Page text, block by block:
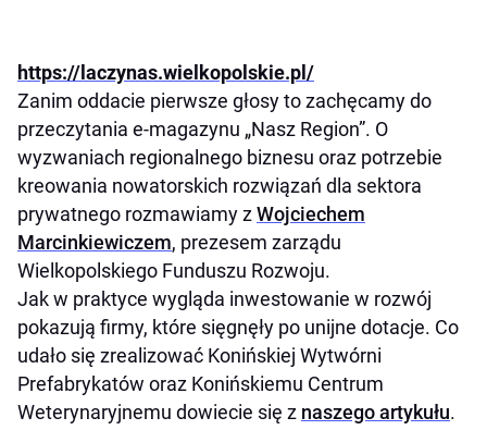
https://laczynas.wielkopolskie.pl/
Zanim oddacie pierwsze głosy to zachęcamy do
przeczytania e-magazynu „Nasz Region”. O
wyzwaniach regionalnego biznesu oraz potrzebie
kreowania nowatorskich rozwiązań dla sektora
prywatnego rozmawiamy zWojciechem
Marcinkiewiczem, prezesem zarządu
Wielkopolskiego Funduszu Rozwoju.
Jak w praktyce wygląda inwestowanie w rozwój
pokazują firmy, które sięgnęły po unijne dotacje. Co
udało się zrealizować Konińskiej Wytwórni
Prefabrykatów oraz Konińskiemu Centrum
Weterynaryjnemu dowiecie się z naszego artykułu.